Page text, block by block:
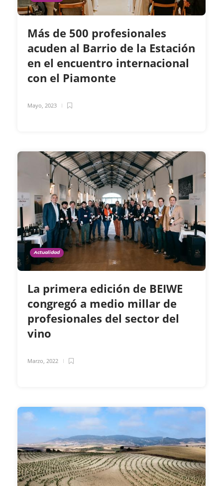
Más de 500 profesionales
acuden al Barrio de la Estación
en el encuentro internacional
con el Piamonte
Mayo, 2023
Actualidad
La primera edición de BEIWE
congregó a medio millar de
profesionales del sector del
vino
Marzo, 2022